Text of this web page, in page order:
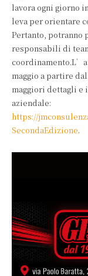
lavora ogni giorno
leva per orientare
Pertanto, potranno
responsabili di
maggio a partire
maggiori dettagli e
aziendale:
https://
SecondaEdizione.